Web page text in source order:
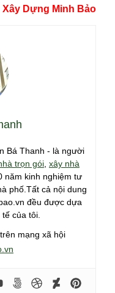
Xây Dựng Minh Bảo
Bá Thanh - là người
trọn gói xây nhà
năm kinh nghiệm tư
phố.Tất cả nội dung
đều được dựa
của tôi.
mạng xã hội